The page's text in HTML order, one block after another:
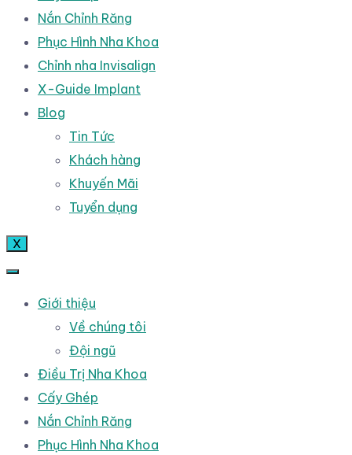
Nắn Chỉnh Răng
Phục Hình Nha Khoa
Chỉnh nha Invisalign
X-Guide Implant
Blog
Tin Tức
Khách hàng
Khuyến Mãi
Tuyển dụng
X
Giới thiệu
Về chúng tôi
Đội ngũ
Điều Trị Nha Khoa
Cấy Ghép
Nắn Chỉnh Răng
Phục Hình Nha Khoa